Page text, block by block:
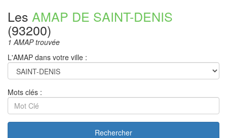
Les AMAP DE SAINT-DENIS
(93200)
1 AMAP trouvée
L'AMAP dans votre ville :
Mots clés :
Rechercher